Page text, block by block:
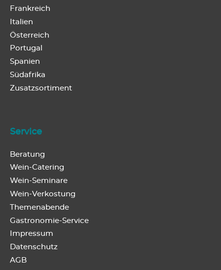
Frankreich
Italien
Österreich
Portugal
Spanien
Südafrika
Zusatzsortiment
Service
Beratung
Wein-Catering
Wein-Seminare
Wein-Verkostung
Themenabende
Gastronomie-Service
Impressum
Datenschutz
AGB